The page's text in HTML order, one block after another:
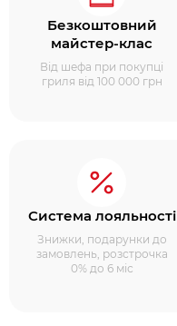
Безкоштовний
майстер-клас
Від шефа при покупці
гриля від 100 000 грн
Система лояльності
Знижки, подарунки до
замовлень, розстрочка
0% до 6 міс